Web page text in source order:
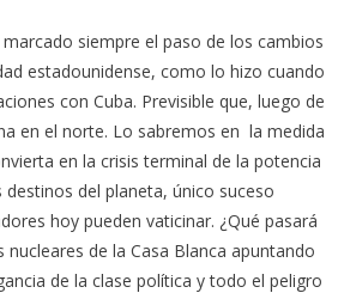
siempre el paso de los cambios
estadounidense, como lo hizo cuando
con Cuba. Previsible que, luego de
en el norte. Lo sabremos en la medida
en la crisis terminal de la potencia
del planeta, único suceso
hoy pueden vaticinar. ¿Qué pasará
nucleares de la Casa Blanca apuntando
de la clase política y todo el peligro